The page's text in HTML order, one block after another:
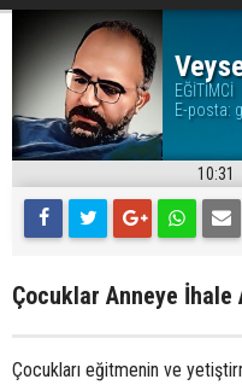
EĞİTİMCİ
E-posta:
10:31
Çocuklar Anneye
Çocukları eğitmenin ve